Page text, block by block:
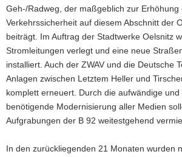
Geh-/Radweg, der maßgeblich zur Erhöhung
Verkehrssicherheit auf diesem Abschnitt der
beiträgt. Im Auftrag der Stadtwerke Oelsnitz
Stromleitungen verlegt und eine neue
installiert. Auch der ZWAV und die Deutsche
Anlagen zwischen Letztem Heller und
komplett erneuert. Durch die aufwändige
benötigende Modernisierung aller Medien
Aufgrabungen der B 92 weitestgehend
In den zurückliegenden 21 Monaten wurden